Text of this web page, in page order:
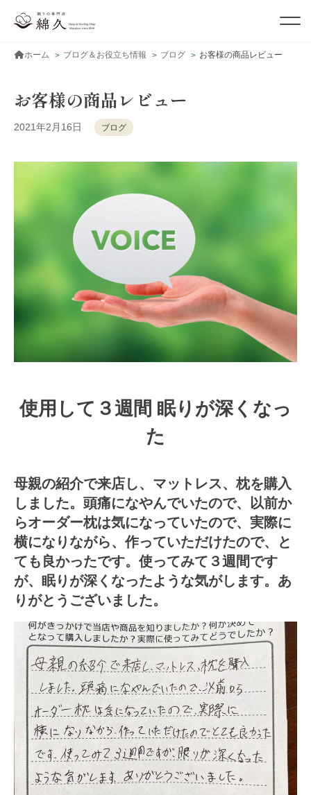
ホーム ブログ＆お役立ち情報 ブログ お客様の商品レビュー
お客様の商品レビュー
2021年2月16日 ブログ
使用して３週間 眠りが深くなっ
た
母親の紹介で来店し、マットレス、枕を購入
しました。頭痛になやんでいたので、以前か
らオーダー枕は気になっていたので、実際に
横になりながら、作っていただけたので、と
ても良かったです。使ってみて３週間です
が、眠りが深くなったような気がします。あ
りがとうございました。